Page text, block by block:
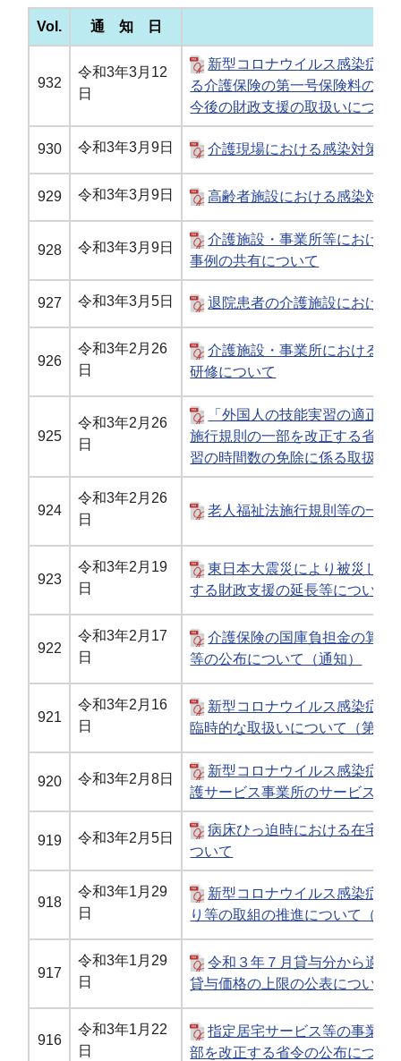
Vol. 通 知 日
932
令和3年3月12
日
新型コロナウイルス感染症
る介護保険の第一号保険料の令
今後の財政支援の取扱いについ
930 令和3年3月9日 介護現場における感染対策
929 令和3年3月9日 高齢者施設における感染対策
928 令和3年3月9日
介護施設・事業所等におけ
事例の共有について
927 令和3年3月5日 退院患者の介護施設におけ
926
令和3年2月26
日
介護施設・事業所における
研修について
925
令和3年2月26
日
「外国人の技能実習の適正
施行規則の一部を改正する省令
習の時間数の免除に係る取扱い
924
令和3年2月26
日
老人福祉法施行規則等の一
923
令和3年2月19
日
東日本大震災により被災し
する財政支援の延長等について
922
令和3年2月17
日
介護保険の国庫負担金の算
等の公布について（通知）
921
令和3年2月16
日
新型コロナウイルス感染症
臨時的な取扱いについて（第18
920 令和3年2月8日
新型コロナウイルス感染症
護サービス事業所のサービス継
919 令和3年2月5日
病床ひっ迫時における在宅
ついて
918
令和3年1月29
日
新型コロナウイルス感染症
り等の取組の推進について（自
917
令和3年1月29
日
令和３年７月貸与分から適
貸与価格の上限の公表について
916
令和3年1月22
日
指定居宅サービス等の事業
部を改正する省令の公布につい